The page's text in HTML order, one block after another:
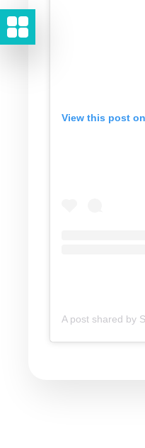
View this post
A post shared by